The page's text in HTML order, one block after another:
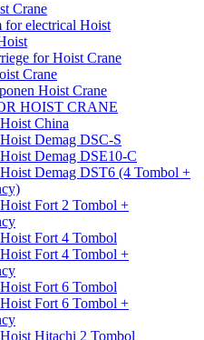
Crane
for electrical Hoist
for Hoist Crane
Crane
Hoist Crane
HOIST CRANE
China
Demag DSC-S
Demag DSE10-C
Demag DST6 (4 Tombol +
Fort 2 Tombol +
Fort 4 Tombol
Fort 4 Tombol +
Fort 6 Tombol
Fort 6 Tombol +
Hitachi 2 Tombol